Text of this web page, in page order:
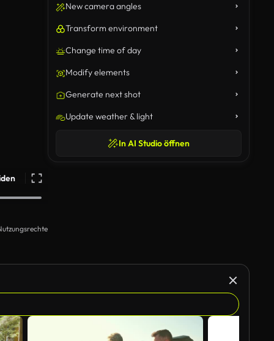
New camera angles
Transform environment
Change time of day
Modify elements
Generate next shot
Update weather & light
In AI Studio öffnen